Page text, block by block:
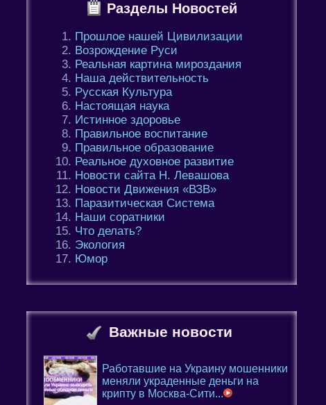
Разделы Новостей
Прошлое нашей Цивилизации
Возрождение Руси
Реальная картина мироздания
Наша действительность
Русская Культура
Настоящая наука
Истинное здоровье
Правильное воспитание
Правильное образование
Реальное духовное развитие
Новости сайта Н. Левашова
Новости Движения «ВЗВ»
Паразитическая Система
Наши соратники
Что делать?
Экология
Юмор
Важные новости
Работавшие на Украину мошенники
меняли украденные деньги на
крипту в Москва-Сити...